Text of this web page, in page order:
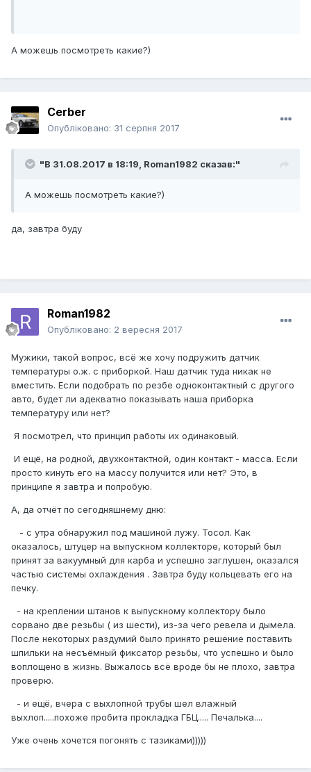
А можешь посмотреть какие?)
Cerber
Опубліковано: 31 серпня 2017
"В 31.08.2017 в 18:19, Roman1982 сказав:"
А можешь посмотреть какие?)
да, завтра буду
Roman1982
Опубліковано: 2 вересня 2017
Мужики, такой вопрос, всё же хочу подружить датчик
температуры о.ж. с приборкой. Наш датчик туда никак не
вместить. Если подобрать по резбе одноконтактный с другого
авто, будет ли адекватно показывать наша приборка
температуру или нет?
Я посмотрел, что принцип работы их одинаковый.
И ещё, на родной, двухконтактной, один контакт - масса. Если
просто кинуть его на массу получится или нет? Это, в
принципе я завтра и попробую.
А, да отчёт по сегодняшнему дню:
- с утра обнаружил под машиной лужу. Тосол. Как
оказалось, штуцер на выпускном коллекторе, который был
принят за вакуумный для карба и успешно заглушен, оказался
частью системы охлаждения . Завтра буду кольцевать его на
печку.
- на креплении штанов к выпускному коллектору было
сорвано две резьбы ( из шести), из-за чего ревела и дымела.
После некоторых раздумий было принято решение поставить
шпильки на несъёмный фиксатор резьбы, что успешно и было
воплощено в жизнь. Выжалось всё вроде бы не плохо, завтра
проверю.
- и ещё, вчера с выхлопной трубы шел влажный
выхлоп.....похоже пробита прокладка ГБЦ..... Печалька....
Уже очень хочется погонять с тазиками)))))